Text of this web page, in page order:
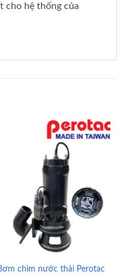
cho hệ thống của
chìm nước thải Perotac